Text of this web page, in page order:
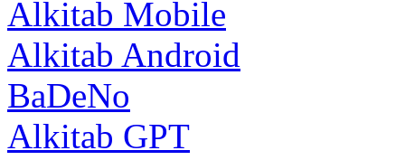
Alkitab Mobile
Alkitab Android
BaDeNo
Alkitab GPT